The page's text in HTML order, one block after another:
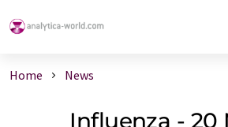
Home News
Influenza - 20